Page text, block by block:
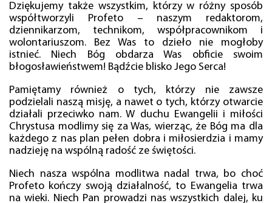
Dziękujemy także wszystkim, którzy w różny sposób
współtworzyli Profeto – naszym redaktorom,
dziennikarzom, technikom, współpracownikom i
wolontariuszom. Bez Was to dzieło nie mogłoby
istnieć. Niech Bóg obdarza Was obficie swoim
błogosławieństwem! Bądźcie blisko Jego Serca!
Pamiętamy również o tych, którzy nie zawsze
podzielali naszą misję, a nawet o tych, którzy otwarcie
działali przeciwko nam. W duchu Ewangelii i miłości
Chrystusa modlimy się za Was, wierząc, że Bóg ma dla
każdego z nas plan pełen dobra i miłosierdzia i mamy
nadzieję na wspólną radość ze świętości.
Niech nasza wspólna modlitwa nadal trwa, bo choć
Profeto kończy swoją działalność, to Ewangelia trwa
na wieki. Niech Pan prowadzi nas wszystkich dalej, ku